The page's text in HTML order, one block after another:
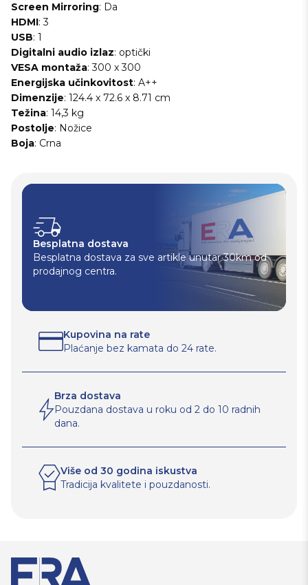
Screen Mirroring: Da
HDMI: 3
USB: 1
Digitalni audio izlaz: optički
VESA montaža: 300 x 300
Energijska učinkovitost: A++
Dimenzije: 124.4 x 72.6 x 8.71 cm
Težina: 14,3 kg
Postolje: Nožice
Boja: Crna
Besplatna dostava
Besplatna dostava za sve artikle unutar 30km od
prodajnog centra.
Kupovina na rate
Plaćanje bez kamata do 24 rate.
Brza dostava
Pouzdana dostava u roku od 2 do 10 radnih
dana.
Više od 30 godina iskustva
Tradicija kvalitete i pouzdanosti.